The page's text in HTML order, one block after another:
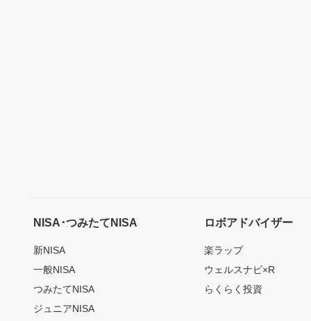
NISA･つみたてNISA
新NISA
一般NISA
つみたてNISA
ジュニアNISA
ロボアドバイザー
楽ラップ
ウェルスナビ×R
らくらく投資